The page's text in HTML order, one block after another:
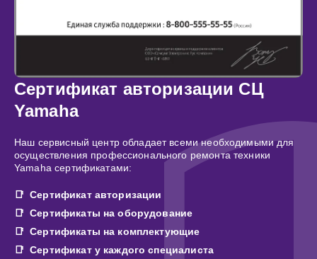
Сертификат авторизации СЦ
Yamaha
Наш сервисный центр обладает всеми необходимыми для
осуществления профессионального ремонта техники
Yamaha сертификатами:
Сертификат авторизации
Сертификаты на оборудование
Сертификаты на комплектующие
Сертификат у каждого специалиста